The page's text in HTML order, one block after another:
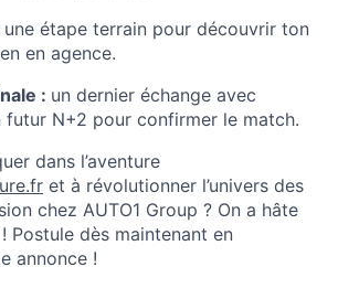
une étape terrain pour découvrir ton
en agence.
: un dernier échange avec
futur N+2 pour confirmer le match.
dans l’aventure
et à révolutionner l’univers des
chez AUTO1 Group ? On a hâte
Postule dès maintenant en
annonce !